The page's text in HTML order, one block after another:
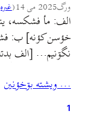
ورگ2025 می 14 (غىره
الف: مأ فشکسه،
خؤسن کؤنه] ب:
نگۊنيم… [الف
فشکسه نگۊني
… ويشته بۊخؤنين
1